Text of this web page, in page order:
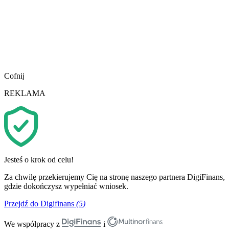
Cofnij
REKLAMA
Jesteś o krok od celu!
Za chwilę przekierujemy Cię na stronę naszego partnera DigiFinans,
gdzie dokończysz wypełniać wniosek.
Przejdź do Digifinans (5)
We współpracy z i